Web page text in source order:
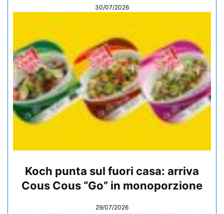
30/07/2026
Koch punta sul fuori casa: arriva
Cous Cous “Go” in monoporzione
29/07/2026